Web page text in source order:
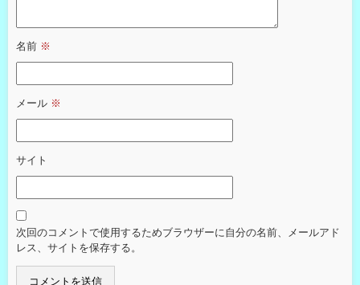
名前 ※
メール ※
サイト
次回のコメントで使用するためブラウザーに自分の名前、メールアド
レス、サイトを保存する。